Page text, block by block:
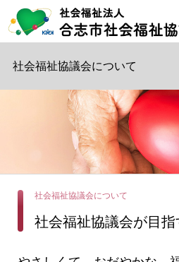
社会福祉協議会について
社会福祉協議会について
社会福祉協議会が目指